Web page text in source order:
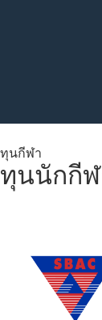
ทุนกีฬา
ทุนนักกีฬ